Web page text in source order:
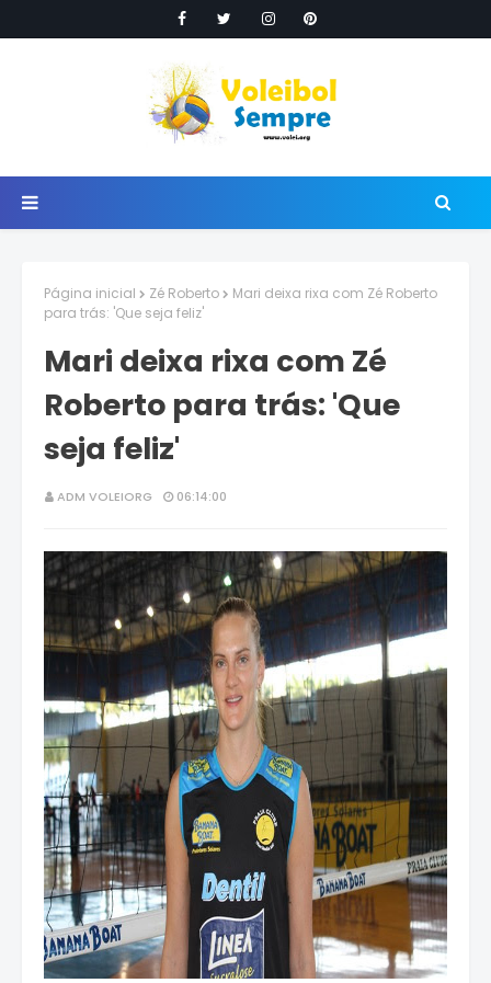
Página inicial Zé Roberto
Mari deixa rixa com Zé Roberto
para trás: 'Que seja feliz'
Mari deixa rixa com Zé
Roberto para trás: 'Que
seja feliz'
ADM VOLEIORG 06:14:00